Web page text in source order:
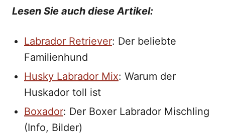
Lesen Sie auch diese Artikel:
Labrador Retriever: Der beliebte
Familienhund
Husky Labrador Mix: Warum der
Huskador toll ist
Boxador: Der Boxer Labrador Mischling
(Info, Bilder)